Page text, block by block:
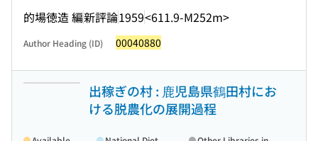
的場徳造 編新評論1959<611.9-M252m>
Author Heading (ID) 00040880
出稼ぎの村 : 鹿児島県鶴田村にお
ける脱農化の展開過程